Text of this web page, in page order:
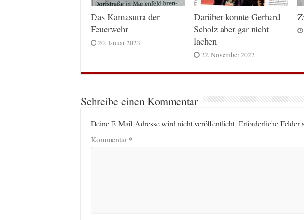
Das Kamasutra der
Feuerwehr
20. Januar 2023
Darüber konnte Gerhard
Scholz aber gar nicht
lachen
22. November 2022
Schreibe einen Kommentar
Deine E-Mail-Adresse wird nicht veröffentlicht. Erforderliche Felder
Kommentar*